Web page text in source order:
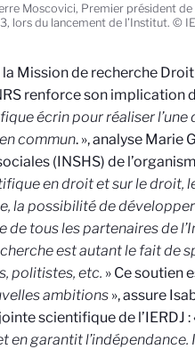
Moscovici, Premier président
lors du lancement de l’Institut. ©
Mission de recherche
renforce son implication
écrin pour réaliser l’une
commun. », analyse Marie
(INSHS) de
en droit et sur le droit,
la possibilité de
de tous les partenaires de
est autant le fait de
politistes, etc. » Ce soutien
ambitions», assure
scientifique de l’IERDJ :
en garantit